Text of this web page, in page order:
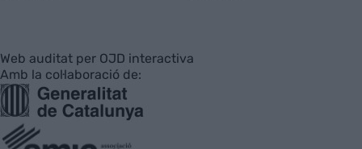
Web auditat per OJD interactiva
Amb la col·laboració de: